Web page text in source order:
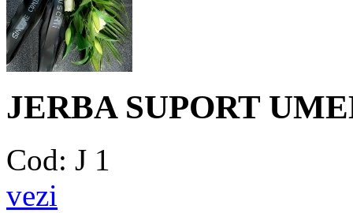
JERBA SUPORT
Cod: J 1
vezi